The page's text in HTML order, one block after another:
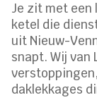
Je zit met
ketel die
uit Nieuw-
snapt. Wij van
daklekkages